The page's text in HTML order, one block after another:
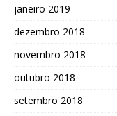
janeiro 2019
dezembro 2018
novembro 2018
outubro 2018
setembro 2018